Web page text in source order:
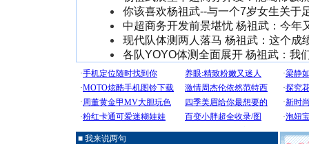
你该喜欢杨祖武--与一个7岁女生关于
中超商务开发前景堪忧 杨祖武：今年
现代队体测两人落马 杨祖武：这个成
各队YOYO体测全面展开 杨祖武：我
■ 我来说两句